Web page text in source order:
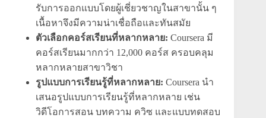
รับการออกแบบโดยผู้เชี่ยวชาญในสาขานั้น ๆ
เนื้อหาจึงมีความน่าเชื่อถือและทันสมัย
ตัวเลือกคอร์สเรียนที่หลากหลาย: Coursera มี
คอร์สเรียนมากกว่า 12,000 คอร์ส ครอบคลุม
หลากหลายสาขาวิชา
รูปแบบการเรียนรู้ที่หลากหลาย: Coursera นำ
เสนอรูปแบบการเรียนรู้ที่หลากหลาย เช่น
วิดีโอการสอน บทความ ควิซ และแบบทดสอบ